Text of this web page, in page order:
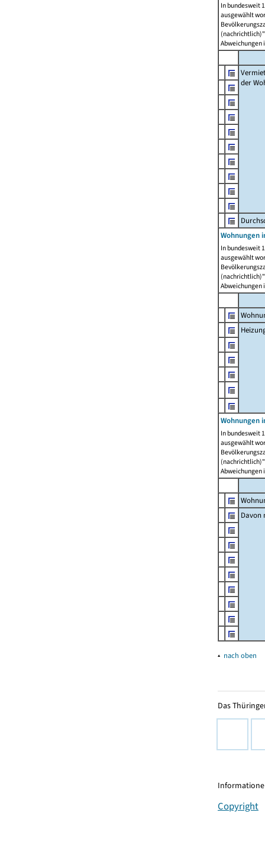
In bundesweit
ausgewählt
Abweichungen
der
Wohnungen
In bundesweit
ausgewählt
Abweichungen
Wohnungen
In bundesweit
ausgewählt
Abweichungen
Davon
▴ nach oben
Das
Copyright